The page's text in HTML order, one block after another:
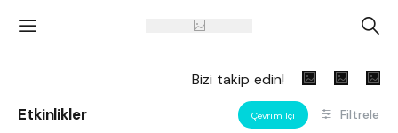
' A
Bizi takip edin!
Etkinlikler Çevrim Içi Filtrele